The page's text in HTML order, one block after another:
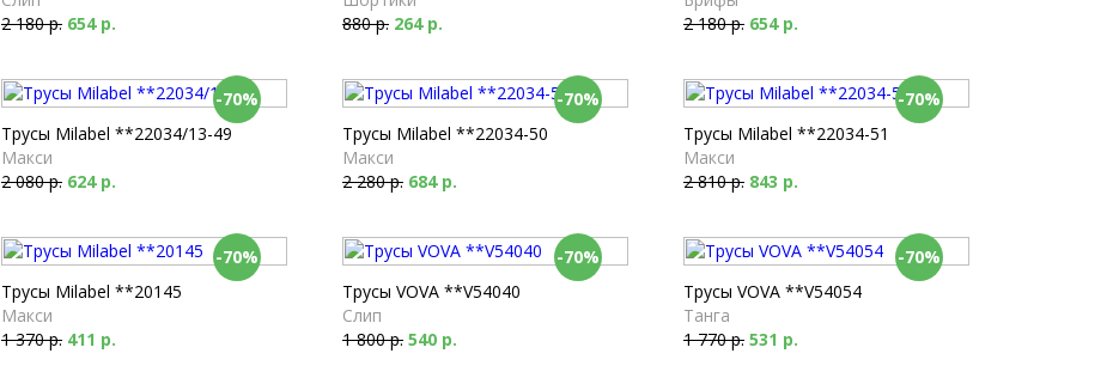
2 180 р. 654 р.
880 р. 264 р.
2 180 р. 654 р.
-70%
Трусы Milabel **22034/13-49
Макси
2 080 р. 624 р.
-70%
Трусы Milabel **22034-50
Макси
2 280 р. 684 р.
-70%
Трусы Milabel **22034-51
Макси
2 810 р. 843 р.
-70%
Трусы Milabel **20145
Макси
1 370 р. 411 р.
-70%
Трусы VOVA **V54040
Слип
1 800 р. 540 р.
-70%
Трусы VOVA **V54054
Танга
1 770 р. 531 р.